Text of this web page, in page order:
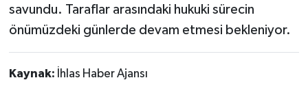
savundu. Taraflar arasındaki hukuki sürecin
önümüzdeki günlerde devam etmesi bekleniyor.
Kaynak: İhlas Haber Ajansı